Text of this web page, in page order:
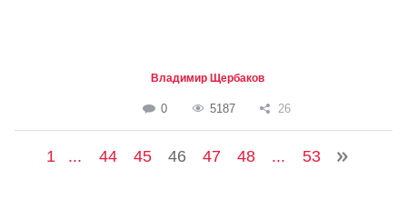
Владимир Щербаков
0 5187 26
1 ... 44 45 46 47 48 ... 53